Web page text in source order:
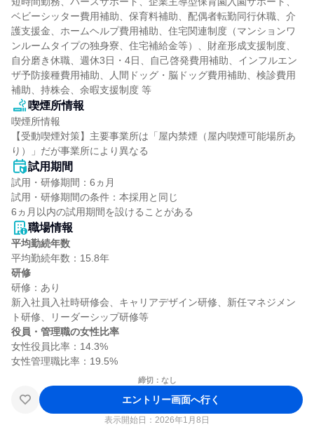
ベビーシッター費用補助、保育料補助、配偶者転勤同行休職、介
護支援金、ホームヘルプ費用補助、住宅関連制度（マンションワ
ンルームタイプの独身寮、住宅補給金等）、財産形成支援制度、
自分磨き休職、週休3日・4日、自己啓発費用補助、インフルエン
ザ予防接種費用補助、人間ドッグ・脳ドッグ費用補助、検診費用
補助、持株会、余暇支援制度 等
喫煙所情報
喫煙所情報
【受動喫煙対策】主要事業所は「屋内禁煙（屋内喫煙可能場所あ
り）」だが事業所により異なる
試用期間
試用・研修期間：6ヵ月
試用・研修期間の条件：本採用と同じ
職場情報
平均勤続年数
研修
研修：あり
新入社員入社時研修会、キャリアデザイン研修、新任マネジメン
役員・管理職の女性比率
女性役員比率：14.3%
締切：なし
エントリー画面へ行く
表示開始日：2026年1月8日